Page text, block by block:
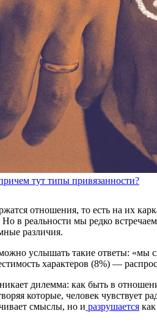
тут типы привязанности?
отношения, то есть на их
в реальности мы редко
различия.
услышать такие ответы: «мы
характеров (8%) —
дилемма: как быть в
которые, человек чувствует
смыслы, но и разрушается